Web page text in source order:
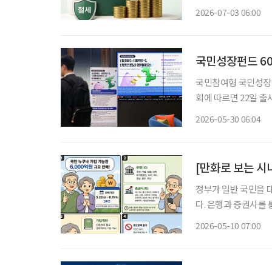
2026-07-03 06:00
국민성장펀드
국민참여형 국민성장펀
회에 따르면 22일 출
2026-05-30 06:04
[만화로 보는 시
정부가 일반 국민을
다. 은행과 증권사를
2026-05-10 07:00